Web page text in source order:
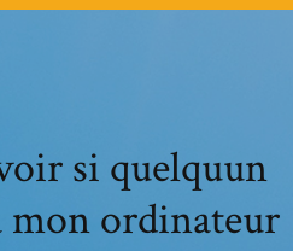
si quelquun
mon ordinateur